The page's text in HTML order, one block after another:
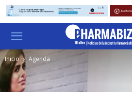
Inicio Agenda